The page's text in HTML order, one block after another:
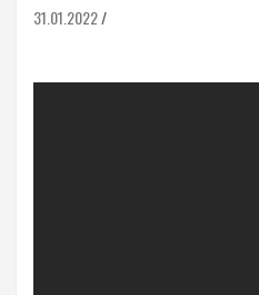
31.01.2022